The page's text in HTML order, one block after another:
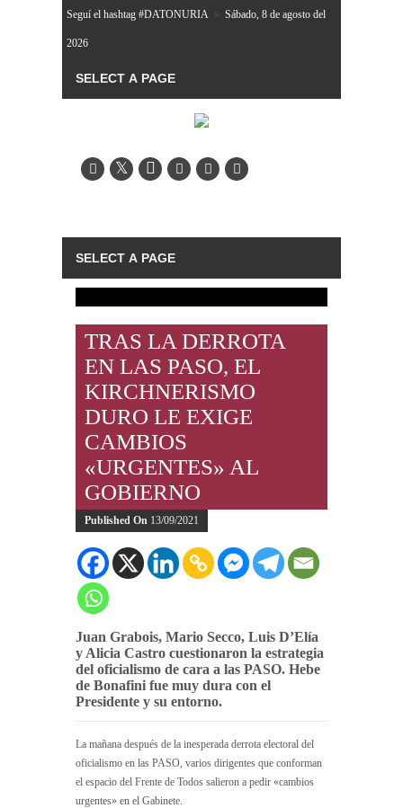
Seguí el hashtag #DATONURIA » Sábado, 8 de agosto del
2026
TRAS LA DERROTA
EN LAS PASO, EL
KIRCHNERISMO
DURO LE EXIGE
CAMBIOS
«URGENTES» AL
GOBIERNO
Published On 13/09/2021
Juan Grabois, Mario Secco, Luis D’Elía
y Alicia Castro cuestionaron la estrategia
del oficialismo de cara a las PASO. Hebe
de Bonafini fue muy dura con el
Presidente y su entorno.
La mañana después de la inesperada derrota electoral del
oficialismo en las PASO, varios dirigentes que conforman
el espacio del Frente de Todos salieron a pedir «cambios
urgentes» en el Gabinete.